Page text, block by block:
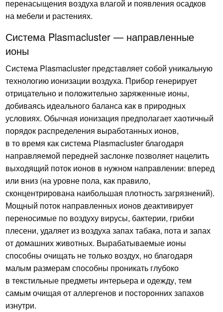
перенасыщения воздуха влагой и появления осадков
на мебели и растениях.
Система Plasmacluster — направленные
ионы
Система Plasmacluster представляет собой уникальную
технологию ионизации воздуха. Прибор генерирует
отрицательно и положительно заряженные ионы,
добиваясь идеального баланса как в природных
условиях. Обычная ионизация предполагает хаотичный
порядок распределения выработанных ионов,
в то время как система Plasmacluster благодаря
направляемой передней заслонке позволяет нацелить
выходящий поток ионов в нужном направлении: вперед
или вниз (на уровне пола, как правило,
сконцентрирована наибольшая плотность загрязнений).
Мощный поток направленных ионов деактивирует
переносимые по воздуху вирусы, бактерии, грибки
плесени, удаляет из воздуха запах табака, пота и запах
от домашних животных. Вырабатываемые ионы
способны очищать не только воздух, но благодаря
малым размерам способны проникать глубоко
в текстильные предметы интерьера и одежду, тем
самым очищая от аллергенов и посторонних запахов
изнутри.